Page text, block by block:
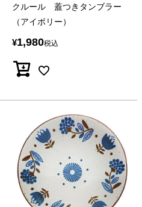
クルール 蓋つきタンブラー
（アイボリー）
¥1,980税込